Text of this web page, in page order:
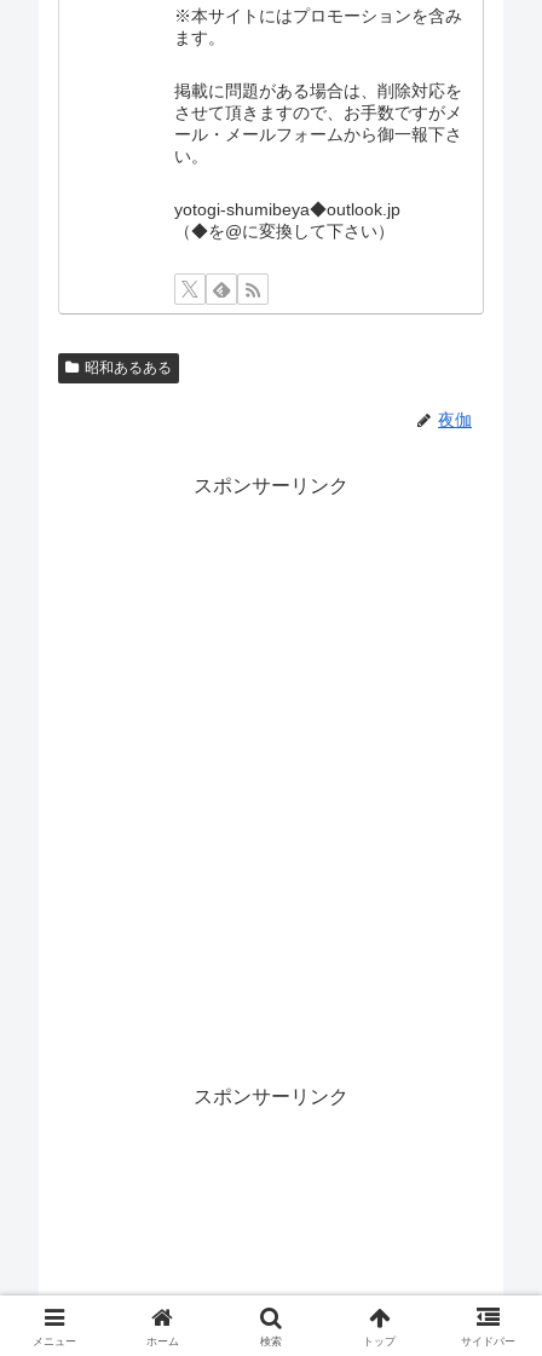
※本サイトにはプロモーションを含み
ます。
掲載に問題がある場合は、削除対応を
させて頂きますので、お手数ですがメ
ール・メールフォームから御一報下さ
い。
yotogi-shumibeya◆outlook.jp
（◆を@に変換して下さい）
昭和あるある
夜伽
スポンサーリンク
スポンサーリンク
メニュー ホーム 検索 トップ サイドバー